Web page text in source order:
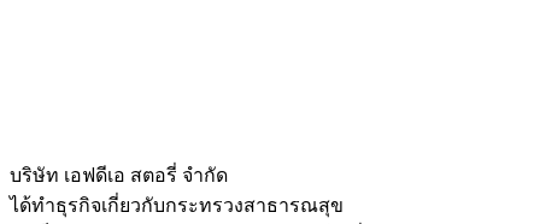
บริษัท เอฟดีเอ สตอรี่ จำกัด
ได้ทำธุรกิจเกี่ยวกับกระทรวงสาธารณสุข